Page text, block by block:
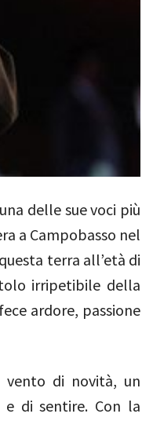
delle sue voci più
a Campobasso nel
terra all’età di
irripetibile della
ardore, passione
vento di novità, un
e di sentire. Con la